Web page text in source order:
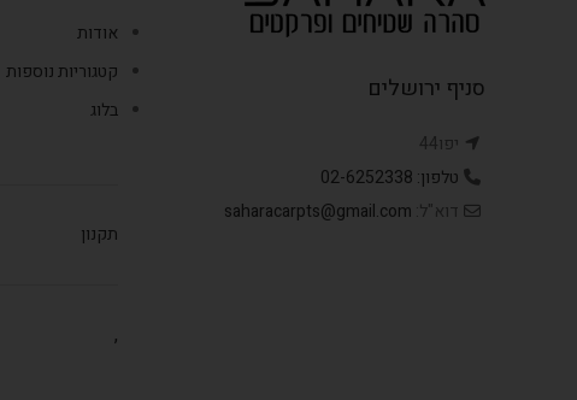
סניף ירושלים
יפו44
טלפון: 02-6252338
דוא"ל: saharacarpts@gmail.com
אודות
קטגוריות נוספות
בלוג
תקנון
,